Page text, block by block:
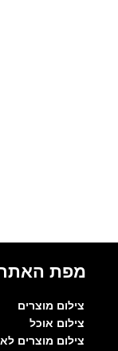
מפת
צילום מוצרים
צילום אוכל
צילום מוצרים